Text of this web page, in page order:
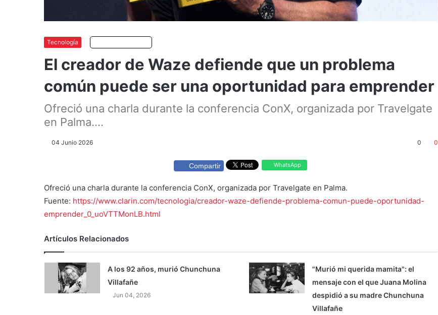
Tecnología
El creador de Waze defiende que un problema
común puede ser una oportunidad para emprender
Ofreció una charla durante la conferencia ConX, organizada por Travelgate
en Palma....
04 Junio 2026 0 0
Compartir WhatsApp
Ofreció una charla durante la conferencia ConX, organizada por Travelgate en Palma.
Fuente: https://www.clarin.com/tecnologia/creador-waze-defiende-problema-comun-puede-oportunidad-
emprender_0_uoVTTMonLB.html
Artículos Relacionados
A los 92 años, murió Chunchuna
Villafañe
Jun 04, 2026
"Murió mi querida mamita": el
mensaje con el que Juana Molina
despidió a su madre Chunchuna
Villafañe